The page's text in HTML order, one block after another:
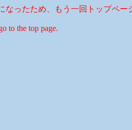
なったため、もう一回トップペー
to the top page.